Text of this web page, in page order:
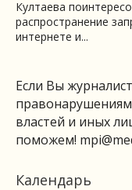
Култаева
распространение
интернете и...
Если Вы
властей и иных
поможем!
Календарь